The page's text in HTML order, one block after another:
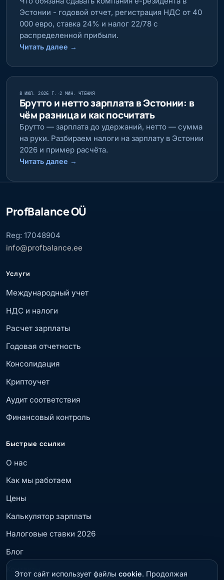
Эстонии - годовой отчет, регистрация НДС от 40
000 евро, ставка 24% и налог 22/78 с
распределенной прибыли.
Читать далее →
8 ИЮЛ. 2026 Г. ·2 МИН. ЧТЕНИЯ
Брутто и нетто зарплата в Эстонии: в
чём разница и как посчитать
Брутто — зарплата до удержаний, нетто — сумма
на руки. Разбираем налоги на зарплату в Эстонии
2026 и пример расчёта.
Читать далее →
Этот сайт использует файлы cookie. Продолжая
ProfBalance OÜ
Reg: 17048904
info@profbalance.ee
Услуги
Международный учет
НДС и налоги
Расчет зарплаты
Годовая отчетность
Консолидация
Криптоучет
Аудит соответствия
Финансовый контроль
Быстрые ссылки
О нас
Как мы работаем
Цены
Калькулятор зарплаты
Налоговые ставки 2026
Блог
Контакты